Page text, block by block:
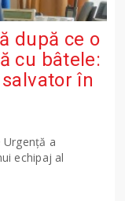
după ce o
cu bâtele:
în
a
echipaj al